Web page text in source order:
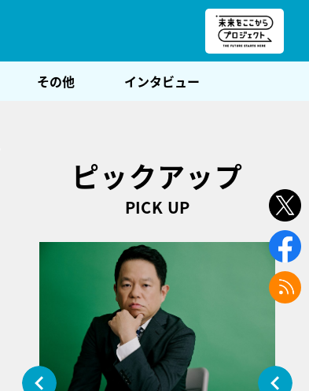
その他 インタビュー
ピックアップ
PICK UP